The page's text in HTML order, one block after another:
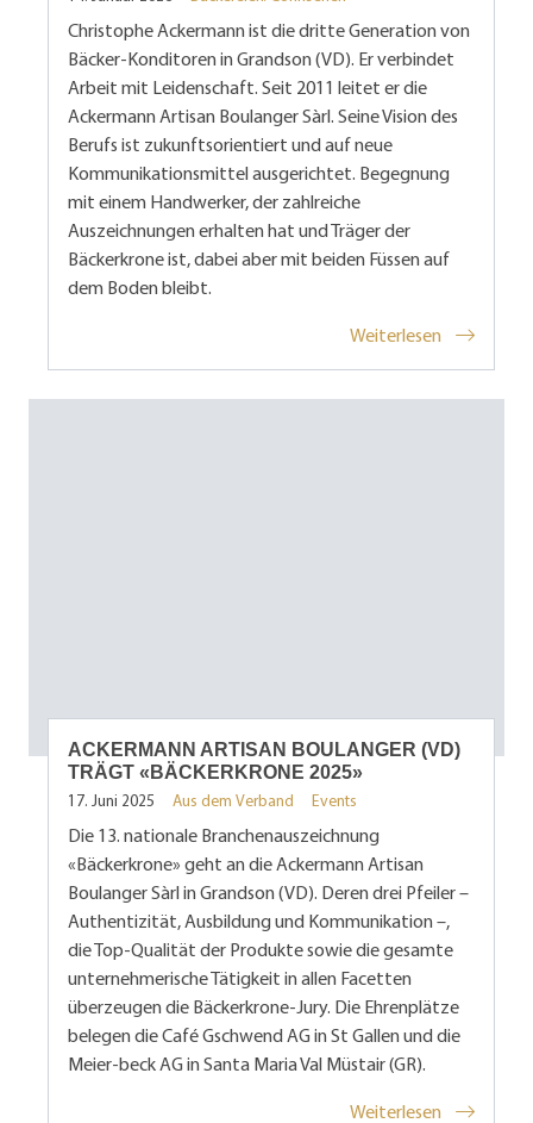
Christophe Ackermann ist die dritte Generation von
Bäcker-Konditoren in Grandson (VD). Er verbindet
Arbeit mit Leidenschaft. Seit 2011 leitet er die
Ackermann Artisan Boulanger Sàrl. Seine Vision des
Berufs ist zukunftsorientiert und auf neue
Kommunikationsmittel ausgerichtet. Begegnung
mit einem Handwerker, der zahlreiche
Auszeichnungen erhalten hat und Träger der
Bäckerkrone ist, dabei aber mit beiden Füssen auf
dem Boden bleibt.
Weiterlesen
ACKERMANN ARTISAN BOULANGER (VD)
TRÄGT «BÄCKERKRONE 2025»
17. Juni 2025 Aus dem Verband Events
Die 13. nationale Branchenauszeichnung
«Bäckerkrone» geht an die Ackermann Artisan
Boulanger Sàrl in Grandson (VD). Deren drei Pfeiler –
Authentizität, Ausbildung und Kommunikation –,
die Top-Qualität der Produkte sowie die gesamte
unternehmerische Tätigkeit in allen Facetten
überzeugen die Bäckerkrone-Jury. Die Ehrenplätze
belegen die Café Gschwend AG in St Gallen und die
Meier-beck AG in Santa Maria Val Müstair (GR).
Weiterlesen